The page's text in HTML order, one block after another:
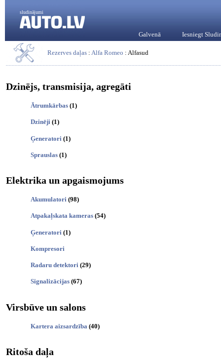
sludinājumi
Galvenā Iesniegt
Rezerves daļas : Alfa Romeo : Alfasud
Dzinējs, transmisija, agregāti
Ātrumkārbas (1)
Dzinēji (1)
Ģeneratori (1)
Sprauslas (1)
Elektrika un apgaismojums
Akumulatori (98)
Atpakaļskata kameras (54)
Ģeneratori (1)
Kompresori
Radaru detektori (29)
Signalizācijas (67)
Virsbūve un salons
Kartera aizsardzība (40)
Ritoša daļa